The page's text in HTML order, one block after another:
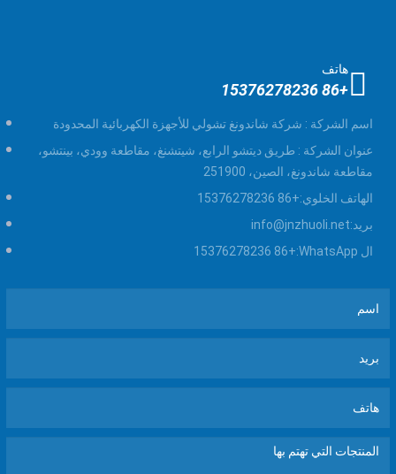
هاتف
+86 15376278236
اسم الشركة : شركة شاندونغ تشولي للأجهزة الكهربائية المحدودة
عنوان الشركة : طريق ديتشو الرابع، شيتشنغ، مقاطعة وودي، بينتشو،
مقاطعة شاندونغ، الصين، 251900
الهاتف الخلوي:+86 15376278236
بريد:info@jnzhuoli.net
ال WhatsApp:
+86 15376278236